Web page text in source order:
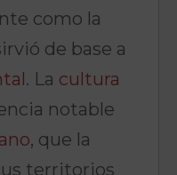
como la
de base a
. La cultura
notable
, que la
territorios